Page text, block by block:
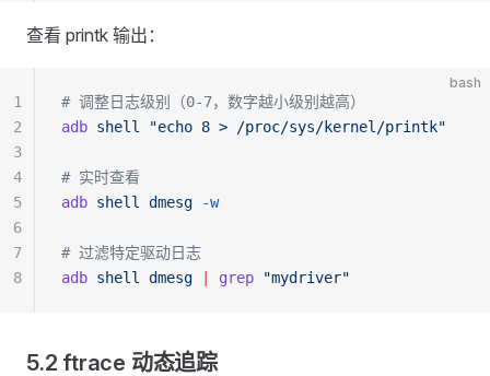
查看 printk 输出：
bash
# 调整日志级别（0-7，数字越小级别越高）
adb shell "echo 8 > /proc/sys/kernel/printk"
# 实时查看
adb shell dmesg -w
# 过滤特定驱动日志
adb shell dmesg grep "mydriver"
1
2
3
4
5
6
7
8
5.2 ftrace 动态追踪